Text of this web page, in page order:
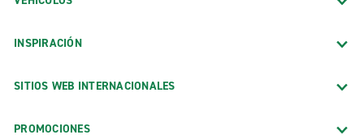
INSPIRACIÓN
SITIOS WEB INTERNACIONALES
PROMOCIONES